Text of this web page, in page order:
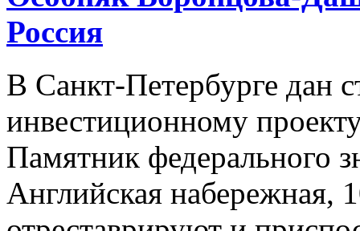
Россия
В Санкт-Петербурге дан
инвестиционному
Памятник федерального
Английская набережная,